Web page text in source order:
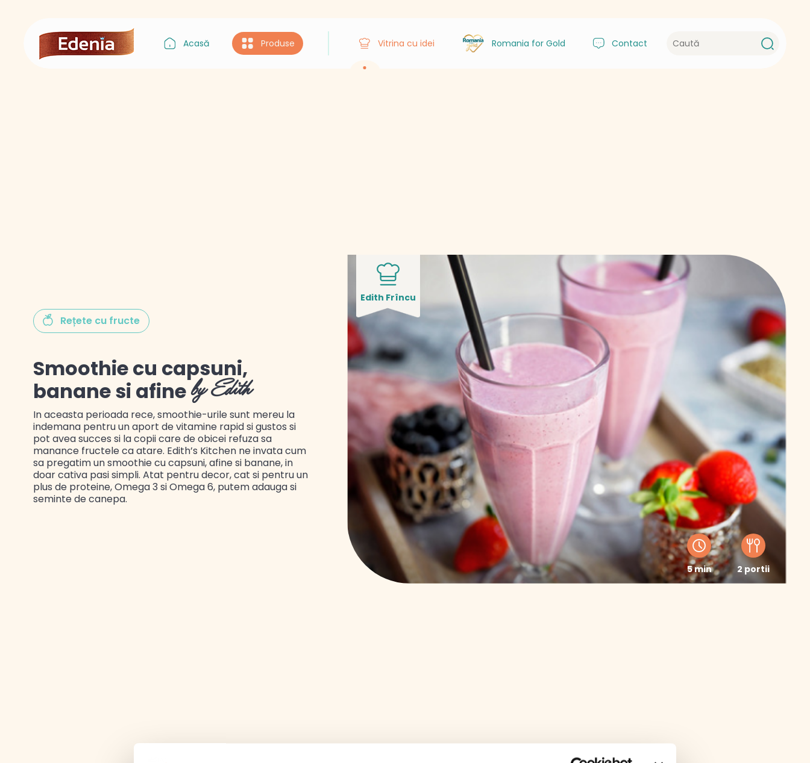
Acasă Produse
Gustul Spaniei
Gustul Mexicului
Vitrina cu idei Romania for Gold Contact
Edith Frîncu
5 min 2 portii
Rețete cu fructe
Smoothie cu capsuni,
banane si afine by Edith
In aceasta perioada rece, smoothie-urile sunt mereu la
indemana pentru un aport de vitamine rapid si gustos si
pot avea succes si la copii care de obicei refuza sa
manance fructele ca atare. Edith’s Kitchen ne invata cum
sa pregatim un smoothie cu capsuni, afine si banane, in
doar cativa pasi simpli. Atat pentru decor, cat si pentru un
plus de proteine, Omega 3 si Omega 6, putem adauga si
seminte de canepa.